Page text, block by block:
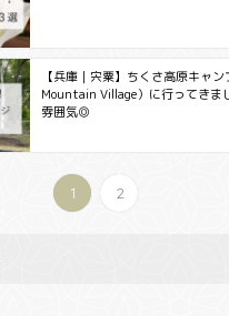
【兵庫｜宍粟】ちくさ高原キャ
Mountain Village）に行ってきま
雰囲気◎
1 2